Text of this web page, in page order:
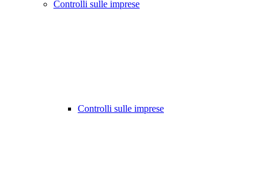
Controlli sulle imprese
Controlli sulle imprese